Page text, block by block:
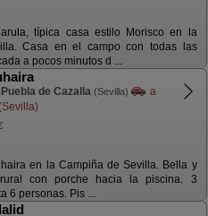
típica casa estilo Morisco en la
Casa en el campo con todas las
a pocos minutos d ...
Puebla de Cazalla (Sevilla)
a
en la Campiña de Sevilla. Bella y
con porche hacia la piscina. 3
6 personas. Pis ...